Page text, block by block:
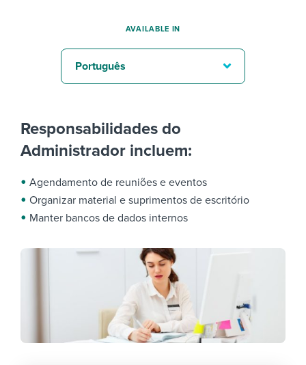
Responsabilidades do
Administrador incluem:
Agendamento de reuniões e eventos
Organizar material e suprimentos de escritório
Manter bancos de dados internos
AVAILABLE IN
Português